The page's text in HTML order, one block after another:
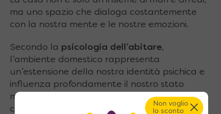
ma uno spazio che dialoga costantemente
con la nostra mente e le nostre emozioni.
Secondo la psicologia dell’abitare,
l’ambiente domestico rappresenta
un’estensione della nostra identità psichica e
influenza profondamente il nostro stato
mentale, i livelli di stress e il benessere
complessivo.
Non voglio
lo sconto